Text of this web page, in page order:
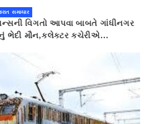
સમાચાર
વિગતો આપવા બાબતે ગાંધીનગર
ભેદી મૌન,કલેક્ટર કચેરીએ